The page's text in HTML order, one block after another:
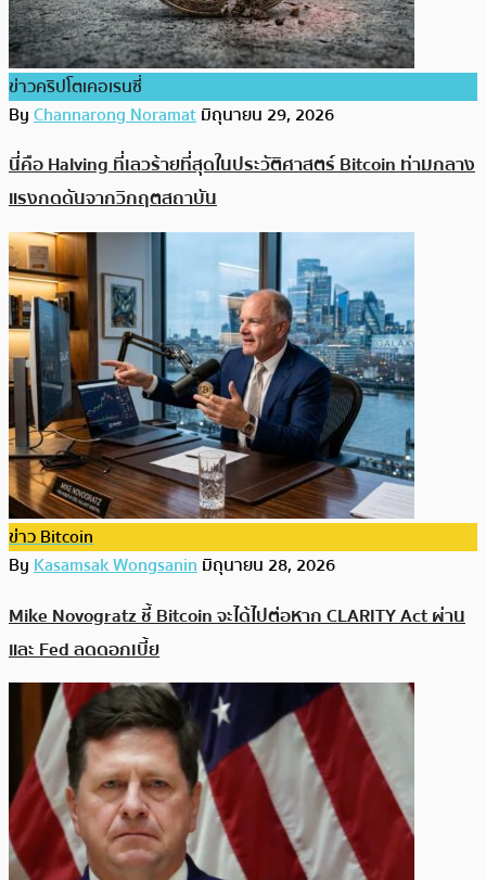
ข่าวคริปโตเคอเรนซี่
ByChannarong Noramatมิถุนายน 29, 2026
นี่คือ Halving ที่เลวร้ายที่สุดในประวัติศาสตร์ Bitcoin ท่ามกลาง
แรงกดดันจากวิกฤตสถาบัน
ข่าว Bitcoin
ByKasamsak Wongsaninมิถุนายน 28, 2026
Mike Novogratz ชี้ Bitcoin จะได้ไปต่อหาก CLARITY Act ผ่าน
และ Fed ลดดอกเบี้ย